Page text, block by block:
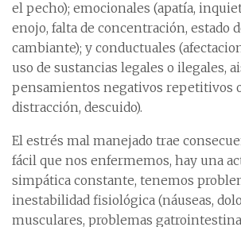
el pecho); emocionales (apatía,
enojo, falta de concentración, estado
cambiante); y conductuales
uso de sustancias legales o ilegales,
pensamientos negativos repetitivos
distracción, descuido).
El estrés mal manejado trae
fácil que nos enfermemos, hay una
simpática constante, tenemos
inestabilidad fisiológica (náuseas,
musculares, problemas